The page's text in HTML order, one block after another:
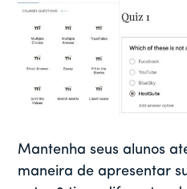
Mantenha seus alunos
maneira de apresentar